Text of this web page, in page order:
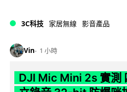
3C科技 家居無線 影音產品
Vin 1 小時
DJI Mic Mini 2s 實測